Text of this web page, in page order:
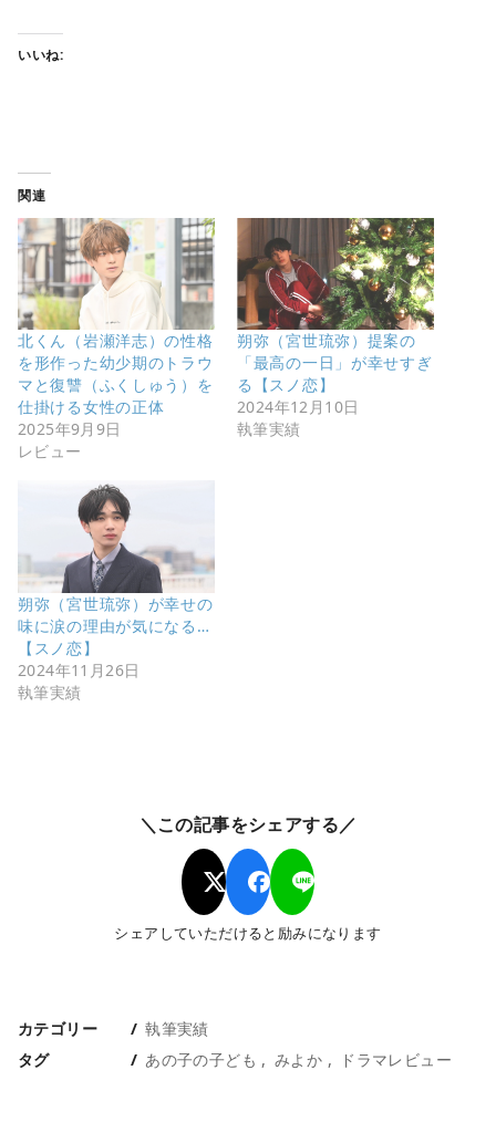
いいね:
関連
北くん（岩瀬洋志）の性格
を形作った幼少期のトラウ
マと復讐（ふくしゅう）を
仕掛ける女性の正体
2025年9月9日
レビュー
朔弥（宮世琉弥）提案の
「最高の一日」が幸せすぎ
る【スノ恋】
2024年12月10日
執筆実績
朔弥（宮世琉弥）が幸せの
味に涙の理由が気になる…
【スノ恋】
2024年11月26日
執筆実績
＼この記事をシェアする／
シェアしていただけると励みになります
カテゴリー
執筆実績
タグ
あの子の子ども みよか ドラマレビュー